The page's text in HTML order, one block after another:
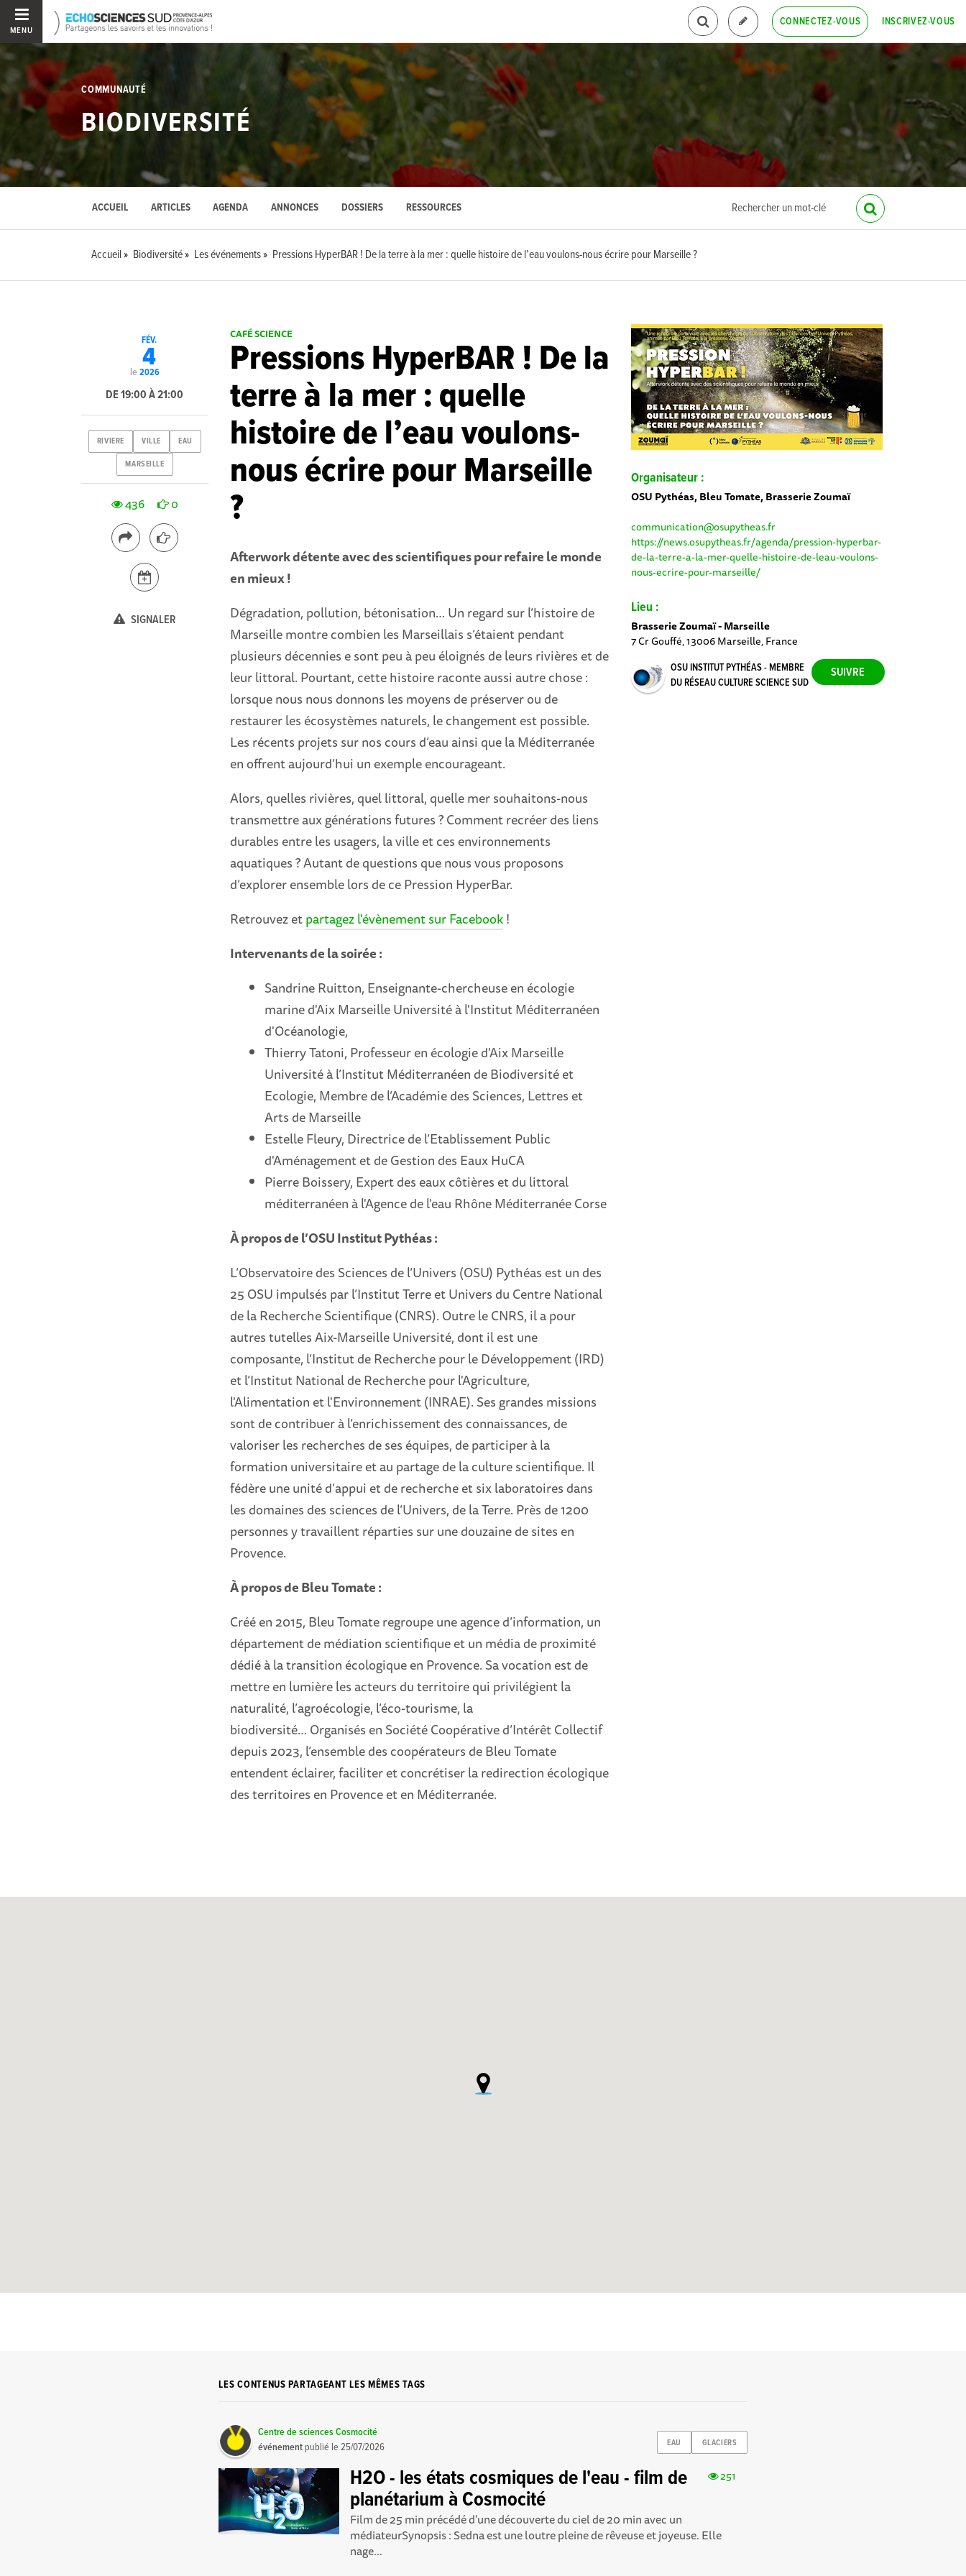
MENU
CONNECTEZ-VOUS INSCRIVEZ-VOUS
COMMUNAUTÉ
BIODIVERSITÉ
ACCUEIL ARTICLES AGENDA ANNONCES DOSSIERS RESSOURCES
Accueil Biodiversité Les événements Pressions HyperBAR ! De la terre à la mer : quelle histoire de l’eau voulons-nous écrire pour Marseille ?
CAFÉ SCIENCE
Pressions HyperBAR ! De la
terre à la mer : quelle
histoire de l’eau voulons-
nous écrire pour Marseille
?
Afterwork détente avec des scientifiques pour refaire le monde
en mieux !
Dégradation, pollution, bétonisation… Un regard sur l’histoire de
Marseille montre combien les Marseillais s’étaient pendant
plusieurs décennies e sont peu à peu éloignés de leurs rivières et de
leur littoral. Pourtant, cette histoire raconte aussi autre chose :
lorsque nous nous donnons les moyens de préserver ou de
restaurer les écosystèmes naturels, le changement est possible.
Les récents projets sur nos cours d’eau ainsi que la Méditerranée
en offrent aujourd’hui un exemple encourageant.
Alors, quelles rivières, quel littoral, quelle mer souhaitons-nous
transmettre aux générations futures ? Comment recréer des liens
durables entre les usagers, la ville et ces environnements
aquatiques ? Autant de questions que nous vous proposons
d’explorer ensemble lors de ce Pression HyperBar.
Retrouvez etpartagez l'évènement sur Facebook!
Intervenants de la soirée :
Sandrine Ruitton, Enseignante-chercheuse en écologie
marine d'Aix Marseille Université à l'Institut Méditerranéen
d'Océanologie,
Thierry Tatoni, Professeur en écologie d'Aix Marseille
Université à l’Institut Méditerranéen de Biodiversité et
Ecologie, Membre de l’Académie des Sciences, Lettres et
Arts de Marseille
Estelle Fleury, Directrice de l’Etablissement Public
d'Aménagement et de Gestion des Eaux HuCA
Pierre Boissery, Expert des eaux côtières et du littoral
méditerranéen à l'Agence de l'eau Rhône Méditerranée Corse
À propos de l’OSU Institut Pythéas :
L’Observatoire des Sciences de l’Univers (OSU) Pythéas est un des
25 OSU impulsés par l’Institut Terre et Univers du Centre National
de la Recherche Scientifique (CNRS). Outre le CNRS, il a pour
autres tutelles Aix-Marseille Université, dont il est une
composante, l’Institut de Recherche pour le Développement (IRD)
et l’Institut National de Recherche pour l'Agriculture,
l'Alimentation et l'Environnement (INRAE). Ses grandes missions
sont de contribuer à l’enrichissement des connaissances, de
valoriser les recherches de ses équipes, de participer à la
formation universitaire et au partage de la culture scientifique. Il
fédère une unité d’appui et de recherche et six laboratoires dans
les domaines des sciences de l’Univers, de la Terre. Près de 1200
personnes y travaillent réparties sur une douzaine de sites en
Provence.
À propos de Bleu Tomate :
Créé en 2015, Bleu Tomate regroupe une agence d’information, un
département de médiation scientifique et un média de proximité
dédié à la transition écologique en Provence. Sa vocation est de
mettre en lumière les acteurs du territoire qui privilégient la
naturalité, l’agroécologie, l’éco-tourisme, la
biodiversité… Organisés en Société Coopérative d’Intérêt Collectif
depuis 2023, l’ensemble des coopérateurs de Bleu Tomate
entendent éclairer, faciliter et concrétiser la redirection écologique
des territoires en Provence et en Méditerranée.
Organisateur :
OSU Pythéas, Bleu Tomate, Brasserie Zoumaï
communication@osupytheas.fr
https://news.osupytheas.fr/agenda/pression-hyperbar-
de-la-terre-a-la-mer-quelle-histoire-de-leau-voulons-
nous-ecrire-pour-marseille/
Lieu :
Brasserie Zoumaï - Marseille
7 Cr Gouffé, 13006 Marseille, France
OSU INSTITUT PYTHÉAS - MEMBRE
DU RÉSEAU CULTURE SCIENCE SUD
le
FÉV.
4
2026
DE 19:00 À 21:00
RIVIERE VILLE EAU
MARSEILLE
436 0
SIGNALER
LES CONTENUS PARTAGEANT LES MÊMES TAGS
EAU GLACIERS
Centre de sciences Cosmocité
événement publié le25/07/2026
251
H2O - les états cosmiques de l'eau - film de
planétarium à Cosmocité
Film de 25 min précédé d’une découverte du ciel de 20 min avec un
médiateurSynopsis : Sedna est une loutre pleine de rêveuse et joyeuse. Elle
nage...